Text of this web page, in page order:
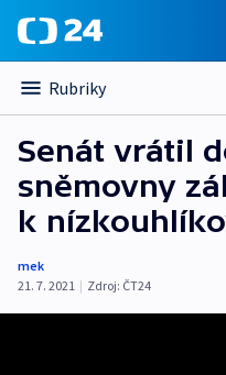
Rubriky
Senát vrátil
sněmovny
k
mek
21. 7. 2021 | Zdroj: ČT24